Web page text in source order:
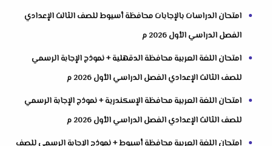
امتحان الدراسات بالإجابات محافظة أسيوط للصف الثالث الإعدادي
الفصل الدراسي الأول 2026 م
امتحان اللغة العربية محافظة الدقهلية + نموذج الإجابة الرسمي
للصف الثالث الإعدادي الفصل الدراسي الأول 2026 م
امتحان اللغة العربية محافظة الإسكندرية + نموذج الإجابة الرسمي
للصف الثالث الإعدادي الفصل الدراسي الأول 2026 م
امتحان اللغة العربية محافظة أسيوط + نموذج الإجابة الرسمي للصف